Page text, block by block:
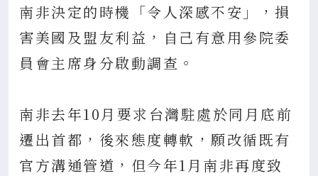
南非決定的時機「令人深感不安」，損
害美國及盟友利益，自己有意用參院委
員會主席身分啟動調查。
南非去年10月要求台灣駐處於同月底前
遷出首都，後來態度轉軟，願改循既有
官方溝通管道，但今年1月南非再度致